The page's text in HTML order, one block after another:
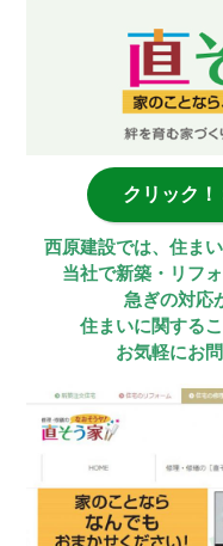
クリック
西原建設では、住ま
当社で新築・リフ
急ぎの対応
住まいに関する
お気軽にお